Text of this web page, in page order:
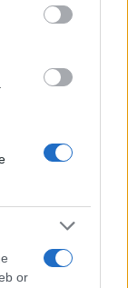
or
Foibe
su Roma
Leggi i commenti